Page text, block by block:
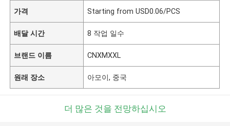
가격 Starting from USD0.06/PCS
배달 시간 8 작업 일수
브랜드 이름 CNXMXXL
원래 장소 아모이, 중국
더 많은 것을 전망하십시오